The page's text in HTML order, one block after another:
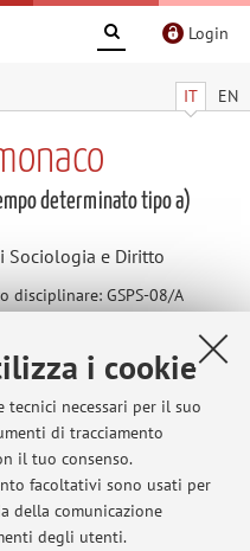
i cookie
necessari per il suo
di tracciamento
il tuo consenso.
facoltativi sono usati per
della comunicazione
degli utenti.
Login
IT EN
determinato tipo a)
Sociologia e Diritto
disciplinare: GSPS-08/A
economici e del lavoro